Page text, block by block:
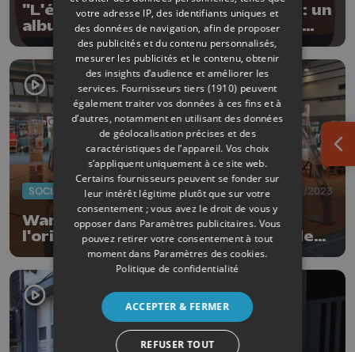
"L'étrange collection de Mamita" : un
album jeunesse signé par Lisbeth
Renardy et Thomas Médard
SOCIAL 06/06/2023
Waremme: 2ème salon de
l'orientation, de la formation et de
l'emploi
votre adresse IP, des identifiants uniques et
des données de navigation, afin de proposer
des publicités et du contenu personnalisés,
mesurer les publicités et le contenu, obtenir
des insights d’audience et améliorer les
services. Fournisseurs tiers (1910) peuvent
également traiter vos données à ces fins et à
d’autres, notamment en utilisant des données
de géolocalisation précises et des
caractéristiques de l’appareil. Vos choix
s’appliquent uniquement à ce site web.
Certains fournisseurs peuvent se fonder sur
leur intérêt légitime plutôt que sur votre
consentement ; vous avez le droit de vous y
opposer dans Paramètres publicitaires. Vous
pouvez retirer votre consentement à tout
moment dans Paramètres des cookies.
Politique de confidentialité
ACCEPTER & FERMER
REFUSER TOUT